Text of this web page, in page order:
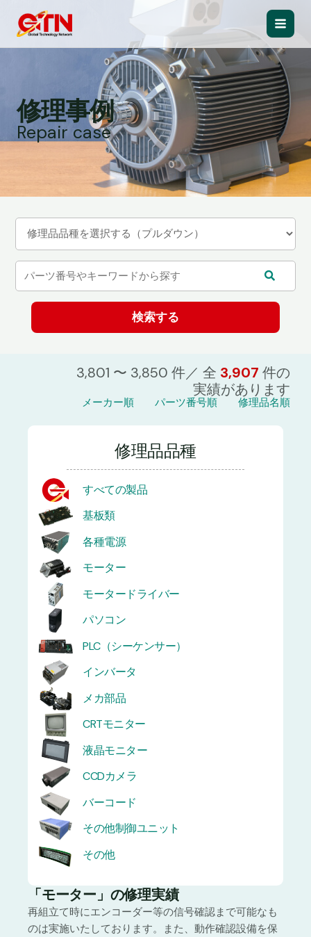
Main
修理事例
Repair case
3,801 〜 3,850 件／ 全 3,907 件の
実績があります
メーカー順 パーツ番号順 修理品名順
修理品品種
すべての製品
基板類
各種電源
モーター
モータードライバー
パソコン
PLC（シーケンサー）
インバータ
メカ部品
CRTモニター
液晶モニター
CCDカメラ
バーコード
その他制御ユニット
その他
「モーター」の修理実績
再組立て時にエンコーダー等の信号確認まで可能なも
のは実施いたしております。また、動作確認設備を保